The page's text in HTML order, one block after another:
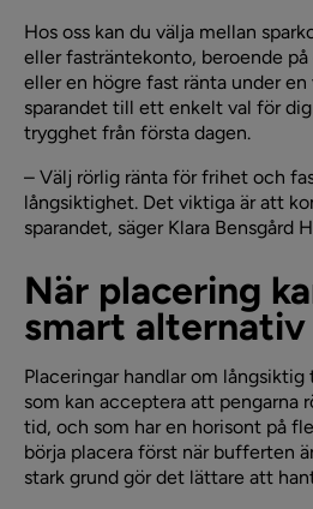
Hos oss kan du välja mellan
eller fasträntekonto, beroende
eller en högre fast ränta under en
sparandet till ett enkelt val för
trygghet från första dagen.
– Välj rörlig ränta för frihet och
långsiktighet. Det viktiga är att
sparandet, säger Klara Bensgård
När placering
smart alternativ
Placeringar handlar om
som kan acceptera att pengarna
tid, och som har en horisont på
börja placera först när bufferten
stark grund gör det lättare att